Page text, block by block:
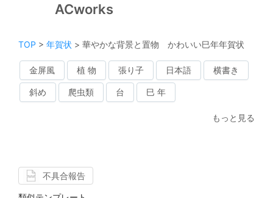
ACworks
TOP > 年賀状 > 華やかな背景と置物 かわいい巳年年賀状
金屏風 植 物 張り子 日本語 横書き
斜め 爬虫類 台 巳 年
もっと見る
不具合報告